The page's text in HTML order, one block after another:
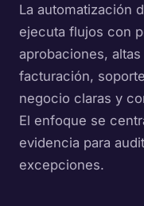
La automatización
ejecuta flujos con
aprobaciones,
facturación,
negocio claras y
El enfoque se
evidencia para
excepciones.